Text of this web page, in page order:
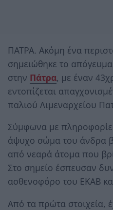
ΠΑΤΡΑ. Ακόμη ένα
σημειώθηκε το
στην Πάτρα, με έναν
εντοπίζεται
παλιού Λιμεναρχείου
Σύμφωνα με
άψυχο σώμα του άνδρα
από νεαρά άτομα που
Στο σημείο έσπευσαν
ασθενοφόρο του ΕΚΑΒ
Από τα πρώτα στοιχεία,